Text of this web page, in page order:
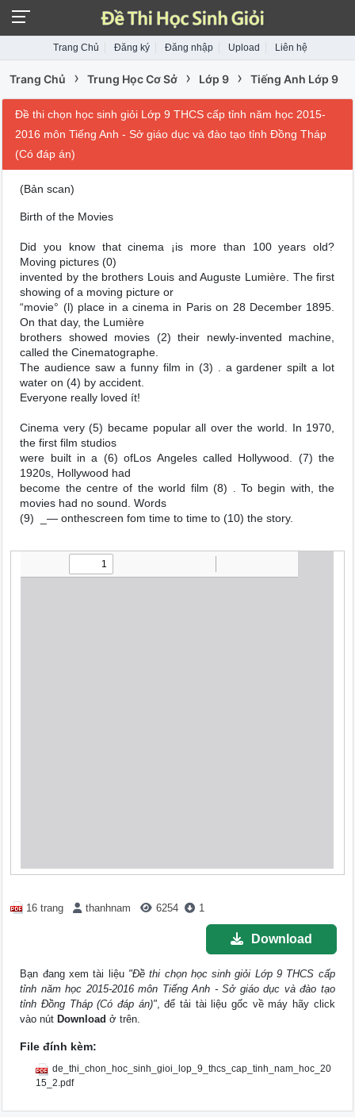
Trang Chủ Đăng ký Đăng nhập Upload Liên hệ
Trang Chủ › Trung Học Cơ Sở › Lớp 9 › Tiếng Anh Lớp 9
Đề thi chọn học sinh giỏi Lớp 9 THCS cấp tỉnh năm học 2015-
2016 môn Tiếng Anh - Sở giáo dục và đào tạo tỉnh Đồng Tháp
(Có đáp án)
(Bản scan)
Birth of the Movies
Did you know that cinema ¡is more than 100 years old?
Moving pictures (0)
invented by the brothers Louis and Auguste Lumière. The first
showing of a moving picture or
“movie° (l) place in a cinema in Paris on 28 December 1895.
On that day, the Lumière
brothers showed movies (2) their newly-invented machine,
called the Cinematographe.
The audience saw a funny film in (3) . a gardener spilt a lot
water on (4) by accident.
Everyone really loved ít!
Cinema very (5) became popular all over the world. In 1970,
the first film studios
were built in a (6) ofLos Angeles called Hollywood. (7) the
1920s, Hollywood had
become the centre of the world film (8) . To begin with, the
movies had no sound. Words
(9) _— onthescreen fom time to time to (10) the story.
16 trang thanhnam 6254 1
Download
Bạn đang xem tài liệu "Đề thi chọn học sinh giỏi Lớp 9 THCS cấp
tỉnh năm học 2015-2016 môn Tiếng Anh - Sở giáo dục và đào tạo
tỉnh Đồng Tháp (Có đáp án)", để tải tài liệu gốc về máy hãy click
vào nút Download ở trên.
File đính kèm:
de_thi_chon_hoc_sinh_gioi_lop_9_thcs_cap_tinh_nam_hoc_20
15_2.pdf